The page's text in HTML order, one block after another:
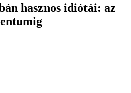
hasznos idiótái: az